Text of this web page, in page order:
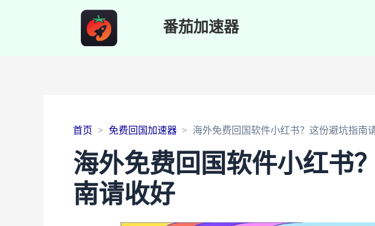
番茄加速器
首页 免费回国加速器 海外免费回国软件小红书？这份避坑指南
海外免费回国软件小红书
南请收好